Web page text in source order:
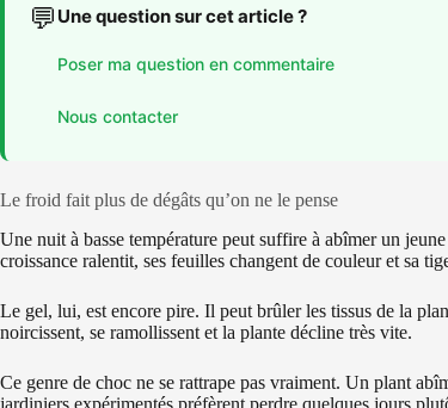
💬 Une question sur cet article ?
Poser ma question en commentaire
Nous contacter
Le froid fait plus de dégâts qu’on ne le pense
Une nuit à basse température peut suffire à abîmer un
croissance ralentit, ses feuilles changent de couleur et sa
Le gel, lui, est encore pire. Il peut brûler les tissus de la
noircissent, se ramollissent et la plante décline très vite.
Ce genre de choc ne se rattrape pas vraiment. Un plant
jardiniers expérimentés préfèrent perdre quelques jours